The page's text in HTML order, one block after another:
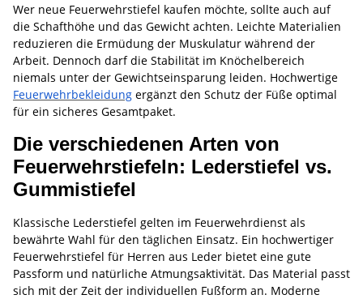
Wer neue Feuerwehrstiefel kaufen möchte, sollte auch auf
die Schafthöhe und das Gewicht achten. Leichte Materialien
reduzieren die Ermüdung der Muskulatur während der
Arbeit. Dennoch darf die Stabilität im Knöchelbereich
niemals unter der Gewichtseinsparung leiden. Hochwertige
Feuerwehrbekleidung ergänzt den Schutz der Füße optimal
für ein sicheres Gesamtpaket.
Die verschiedenen Arten von
Feuerwehrstiefeln: Lederstiefel vs.
Gummistiefel
Klassische Lederstiefel gelten im Feuerwehrdienst als
bewährte Wahl für den täglichen Einsatz. Ein hochwertiger
Feuerwehrstiefel für Herren aus Leder bietet eine gute
Passform und natürliche Atmungsaktivität. Das Material passt
sich mit der Zeit der individuellen Fußform an. Moderne